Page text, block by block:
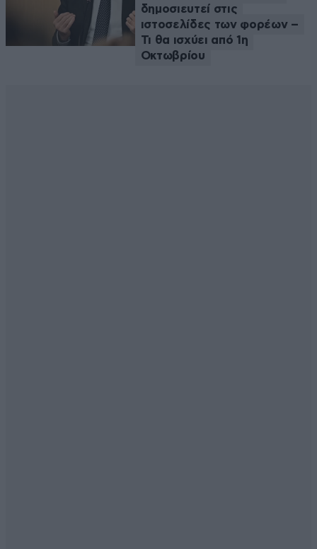
δημοσιευτεί στις
ιστοσελίδες των φορέων –
Τι θα ισχύει από 1η
Οκτωβρίου